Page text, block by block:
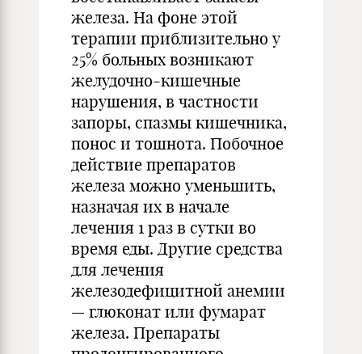
железа. На фоне этой
терапии приблизительно у
25% больных возникают
желудочно-кишечные
нарушения, в частности
запоры, спазмы кишечника,
понос и тошнота. Побочное
действие препаратов
железа можно уменьшить,
назначая их в начале
лечения 1 раз в сутки во
время еды. Другие средства
для лечения
железодефицитной анемии
— глюконат или фумарат
железа. Препараты